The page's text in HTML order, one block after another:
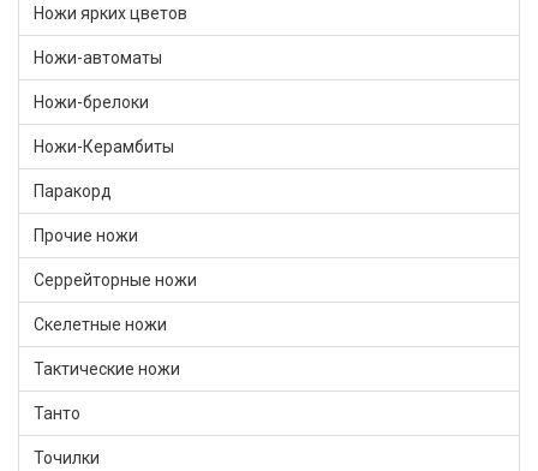
Ножи ярких цветов
Ножи-автоматы
Ножи-брелоки
Ножи-Керамбиты
Паракорд
Прочие ножи
Серрейторные ножи
Скелетные ножи
Тактические ножи
Танто
Точилки